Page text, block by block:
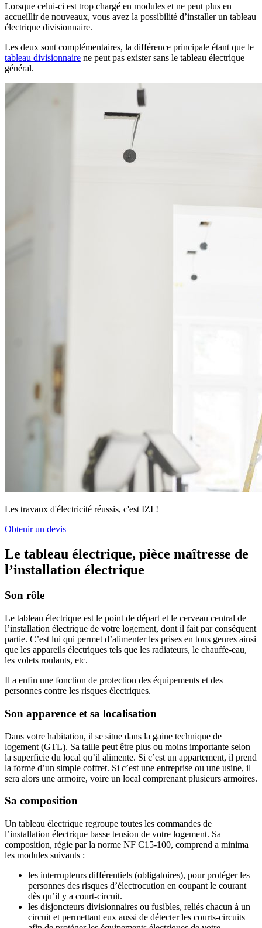
Lorsque celui-ci est trop chargé en modules et ne peut plus en
accueillir de nouveaux, vous avez la possibilité d’installer un tableau
électrique divisionnaire.
Les deux sont complémentaires, la différence principale étant que le
tableau divisionnaire ne peut pas exister sans le tableau électrique
général.
Les travaux d'électricité réussis, c'est IZI !
Obtenir un devis
Le tableau électrique, pièce maîtresse de
l’installation électrique
Son rôle
Le tableau électrique est le point de départ et le cerveau central de
l’installation électrique de votre logement, dont il fait par conséquent
partie. C’est lui qui permet d’alimenter les prises en tous genres ainsi
que les appareils électriques tels que les radiateurs, le chauffe-eau,
les volets roulants, etc.
Il a enfin une fonction de protection des équipements et des
personnes contre les risques électriques.
Son apparence et sa localisation
Dans votre habitation, il se situe dans la gaine technique de
logement (GTL). Sa taille peut être plus ou moins importante selon
la superficie du local qu’il alimente. Si c’est un appartement, il prend
la forme d’un simple coffret. Si c’est une entreprise ou une usine, il
sera alors une armoire, voire un local comprenant plusieurs armoires.
Sa composition
Un tableau électrique regroupe toutes les commandes de
l’installation électrique basse tension de votre logement. Sa
composition, régie par la norme NF C15-100, comprend a minima
les modules suivants :
les interrupteurs différentiels (obligatoires), pour protéger les
personnes des risques d’électrocution en coupant le courant
dès qu’il y a court-circuit.
les disjoncteurs divisionnaires ou fusibles, reliés chacun à un
circuit et permettant eux aussi de détecter les courts-circuits